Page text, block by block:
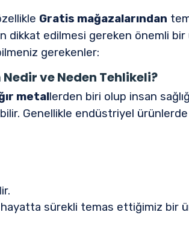
Gratis mağazalarından
dikkat edilmesi gereken önemli
gerekenler:
ve Neden Tehlikeli?
metallerden biri olup insan
Genellikle endüstriyel ürünlerde
sürekli temas ettiğimiz bir